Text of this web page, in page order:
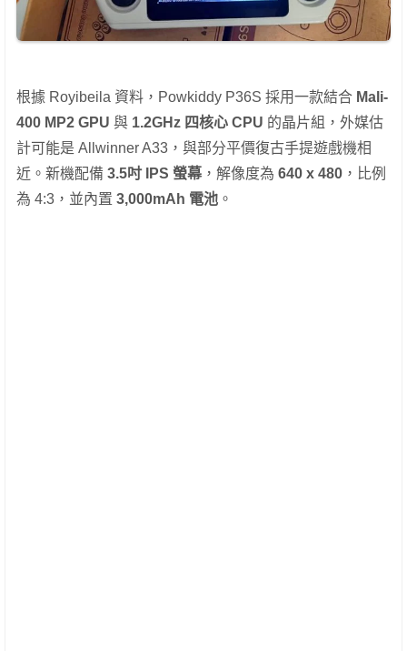
根據 Royibeila 資料，Powkiddy P36S 採用一款結合 Mali-
400 MP2 GPU 與 1.2GHz 四核心 CPU 的晶片組，外媒估
計可能是 Allwinner A33，與部分平價復古手提遊戲機相
近。新機配備 3.5吋 IPS 螢幕，解像度為 640 x 480 ，比例
為 4:3，並內置 3,000mAh 電池 。